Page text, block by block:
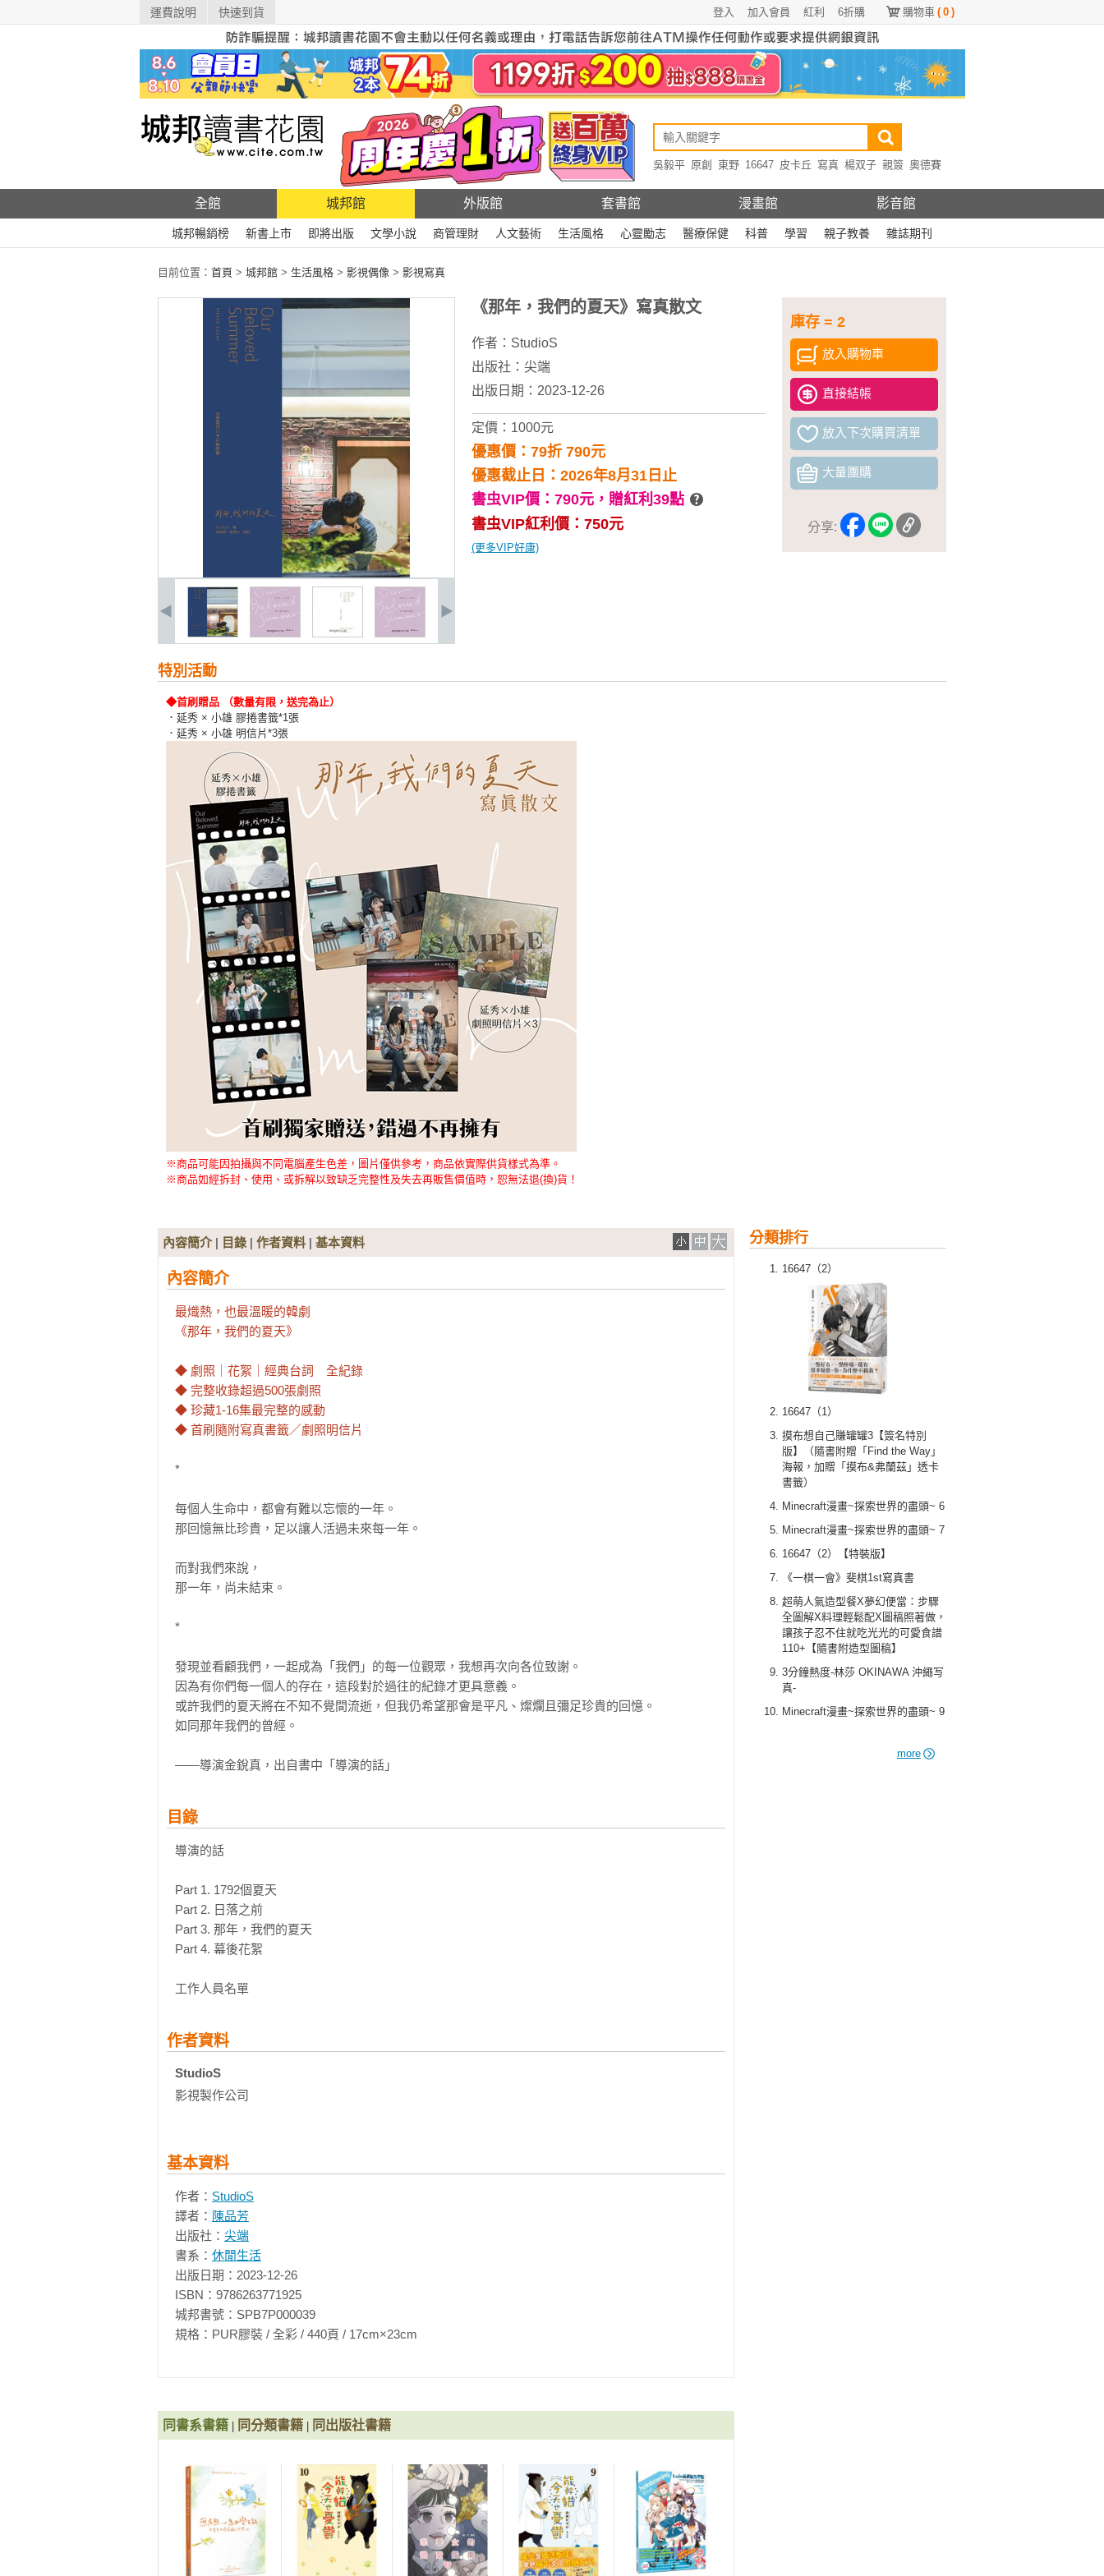
運費說明 快速到貨 購物車 ( 0 )
6折購
紅利
加入會員
登入
吳毅平 原創 東野 16647 皮卡丘 寫真 楊双子 親簽 奧德賽
全館 城邦館 外版館 套書館 漫畫館 影音館
城邦暢銷榜 新書上市 即將出版 文學小說 商管理財 人文藝術 生活風格 心靈勵志 醫療保健 科普 學習 親子教養 雜誌期刊
目前位置： 首頁 > 城邦館 > 生活風格 > 影視偶像 > 影視寫真
庫存 = 2
放入購物車
直接結帳
放入下次購買清單
大量團購
分享:
《那年，我們的夏天》寫真散文
作者： StudioS
出版社： 尖端
出版日期：2023-12-26
定價：1000元
優惠價：79折 790元
優惠截止日：2026年8月31日止
書虫VIP價：790元， 贈紅利39點
書虫VIP紅利價：750元
(更多VIP好康)
特別活動
◆首刷贈品 （數量有限，送完為止）
．延秀 × 小雄 膠捲書籤*1張
．延秀 × 小雄 明信片*3張
※商品可能因拍攝與不同電腦產生色差，圖片僅供參考，商品依實際供貨樣式為準。
※商品如經拆封、使用、或拆解以致缺乏完整性及失去再販售價值時，恕無法退(換)貨！
分類排行
16647（2）
16647（1）
摸布想自己賺罐罐3【簽名特別
版】（隨書附贈「Find the Way」
海報，加贈「摸布&弗蘭茲」透卡
書籤）
Minecraft漫畫~探索世界的盡頭~ 6
Minecraft漫畫~探索世界的盡頭~ 7
16647（2）【特裝版】
《一棋一會》斐棋1st寫真書
超萌人氣造型餐X夢幻便當：步驟
全圖解X料理輕鬆配X圖稿照著做，
讓孩子忍不住就吃光光的可愛食譜
110+【隨書附造型圖稿】
3分鐘熱度-林莎 OKINAWA 沖繩写
真-
Minecraft漫畫~探索世界的盡頭~ 9
more
內容簡介| 目錄 | 作者資料 | 基本資料
內容簡介
最熾熱，也最溫暖的韓劇
《那年，我們的夏天》
◆ 劇照｜花絮｜經典台詞　全紀錄
◆ 完整收錄超過500張劇照
◆ 珍藏1-16集最完整的感動
◆ 首刷隨附寫真書籤／劇照明信片
*
每個人生命中，都會有難以忘懷的一年。
那回憶無比珍貴，足以讓人活過未來每一年。
而對我們來說，
那一年，尚未結束。
*
發現並看顧我們，一起成為「我們」的每一位觀眾，我想再次向各位致謝。
因為有你們每一個人的存在，這段對於過往的紀錄才更具意義。
或許我們的夏天將在不知不覺間流逝，但我仍希望那會是平凡、燦爛且彌足珍貴的回憶。
如同那年我們的曾經。
——導演金銳真，出自書中「導演的話」
目錄
導演的話
Part 1. 1792個夏天
Part 2. 日落之前
Part 3. 那年，我們的夏天
Part 4. 幕後花絮
工作人員名單
作者資料
StudioS
影視製作公司
基本資料
作者： StudioS
譯者： 陳品芳
出版社： 尖端
書系： 休閒生活
出版日期：2023-12-26
ISBN：9786263771925
城邦書號：SPB7P000039
規格：PUR膠裝 / 全彩 / 440頁 / 17cm×23cm
同書系書籍 同分類書籍 同出版社書籍